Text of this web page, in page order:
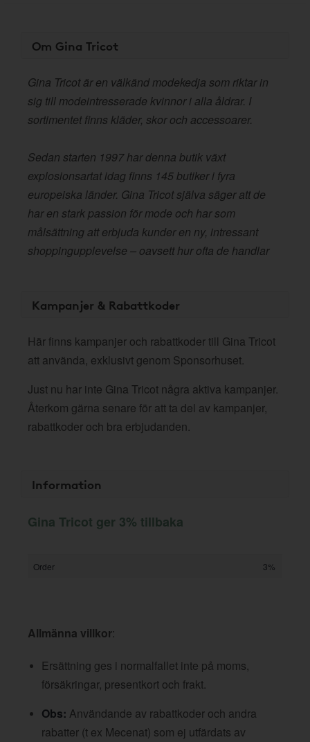
Om Gina Tricot
Gina Tricot är en välkänd modekedja som riktar in
sig till modeintresserade kvinnor i alla åldrar. I
sortimentet finns kläder, skor och accessoarer.
Sedan starten 1997 har denna butik växt
explosionsartat idag finns 145 butiker i fyra
europeiska länder. Gina Tricot själva säger att de
har en stark passion för mode och har som
målsättning att erbjuda kunder en ny, intressant
shoppingupplevelse – oavsett hur ofta de handlar
Kampanjer & Rabattkoder
Här finns kampanjer och rabattkoder till Gina Tricot
att använda, exklusivt genom Sponsorhuset.
Just nu har inte Gina Tricot några aktiva kampanjer.
Återkom gärna senare för att ta del av kampanjer,
rabattkoder och bra erbjudanden.
Information
Gina Tricot ger 3% tillbaka
Order 3%
Allmänna villkor:
Ersättning ges i normalfallet inte på moms,
försäkringar, presentkort och frakt.
Obs: Användande av rabattkoder och andra
rabatter (t ex Mecenat) som ej utfärdats av